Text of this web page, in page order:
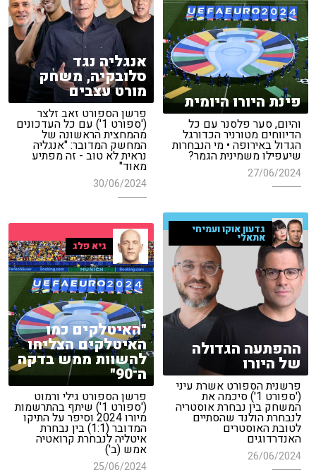
אנגליה נגד
סלובקיה, משחק
מורט עצבים
פרשן הספורט זאב זלצר
('ספורט 1') עם כל העדכונים
מהמחצית הראשונה של
המחשק המדובר: "אנגליה
נראית לא טוב - זה מפתיע
מאוד"
30/06/2024
פינת היורו היומית
והיום, סער פלסנר עם כל
הדיווחים מטורניר הכדורגל
הגדול באירופה • מי הנבחרות
שיעפילו משמינית הגמר?
27/06/2024
גדעון אוקו ועמיחי
אתאלי
ההפתעה הגדולה
של היורו
פרשנית הספורט אשרת עיני
('ספורט 1') סיכמה את
המשחק בין נבחרת אוסטריה
לנבחרת הולנד שהסתיים
לטובת האוסטרים
האנדרדוגים
26/06/2024
גיא פלג
"האיטלקים כמו
האיטלקים הצליחו
להשוות ממש בדקה
ה־90"
פרשן הספורט גילי ורמוט
('ספורט 1') שיתף בהתרשמות
מיורו 2024 וסיפר על התיקו
המדובר (1:1) בין נבחרת
איטליה לנבחרת קרואטיה
אמש (ב')
25/06/2024